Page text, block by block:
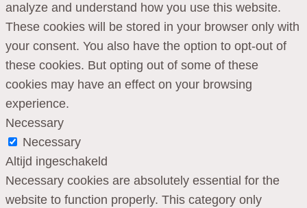
analyze and understand how you use this website.
These cookies will be stored in your browser only with
your consent. You also have the option to opt-out of
these cookies. But opting out of some of these
cookies may have an effect on your browsing
experience.
Necessary
Necessary
Altijd ingeschakeld
Necessary cookies are absolutely essential for the
website to function properly. This category only